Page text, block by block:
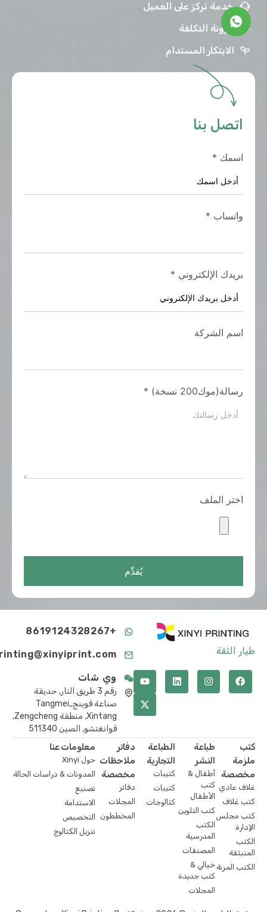
خدمة تركز على العميل
مرونة التكلفة
الابتكار المستدام
اتصل بنا
اسمك *
واتساب *
بريدك الإلكتروني *
اسم الشركة
رسالة(موك200 نسخة) *
اختر الملف
يُقدِّم
طيار الثقة printing@xinyiprint.com
وي شات
رقم 3 طريق النار, حديقة
صناعة فوينج,Tangmei,
Xintang, منطقة Zengcheng,
قوانغتشو, الصين 511340
كتب
ملزمة
مخصصة
غلاف عادي
كتب غلاف
كتب مجلس
الإدارة
الكتب
المنبثقة
الكتب المرنة
طباعة
النشر
أطفال &
كتب
الأطفال
كتب التلوين
الكتب
المدرسية
المصنفات
خيالي &
كتب جديدة
المجلات
الطباعة
التجارية
كتيبات
كتيبات
كتالوجات
دفاتر
ملاحظات
مخصصة
دفاتر
المجلات
المخططون
معلومات عنا
حول Xinyi
المدونات & دراسات الحالة
تصنيع
الاستدامة
التخصيص
تنزيل الكتالوج